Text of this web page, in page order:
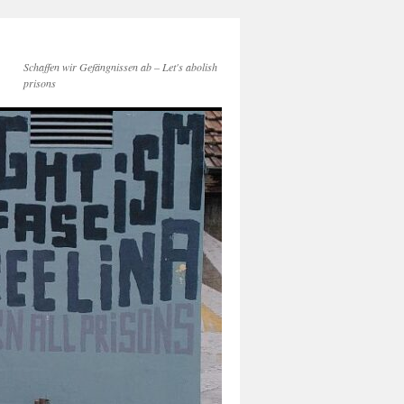
Schaffen wir Gefängnissen ab – Let's abolish
prisons